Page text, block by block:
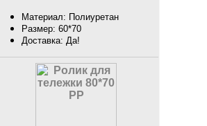
Материал: Полиуретан
Размер: 60*70
Доставка: Да!